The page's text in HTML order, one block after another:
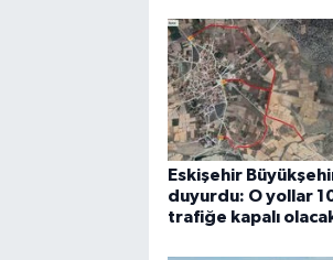
Eskişehir
duyurdu: O yollar
trafiğe kapalı